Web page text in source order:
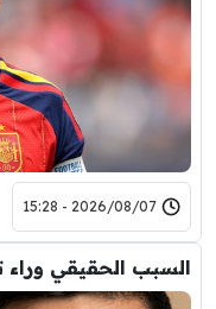
2026/08/07 - 15:28
السبب الحقيقي